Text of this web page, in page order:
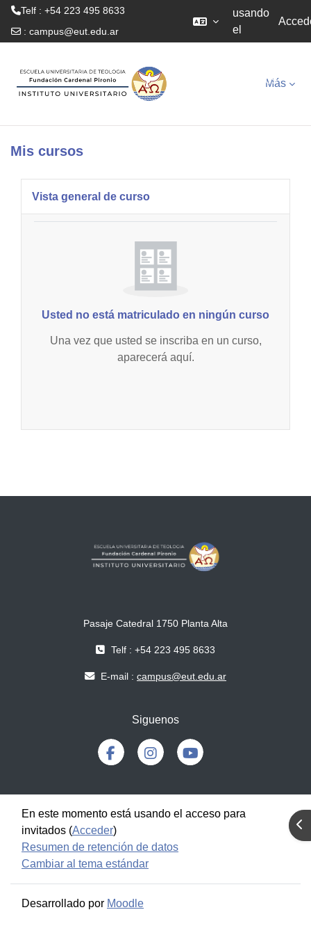
Telf : +54 223 495 8633
: campus@eut.edu.ar
usando
el
acceso
invitadosMás
Mis cursos
Bloques de contenido
Vista general de curso
Usted no está matriculado en ningún curso
Una vez que usted se inscriba en un curso,
aparecerá aquí.
Pasaje Catedral 1750 Planta Alta
Telf : +54 223 495 8633
E-mail : campus@eut.edu.ar
Siguenos
En este momento está usando el acceso para
invitados (Acceder)
Resumen de retención de datos
Cambiar al tema estándar
Desarrollado por Moodle